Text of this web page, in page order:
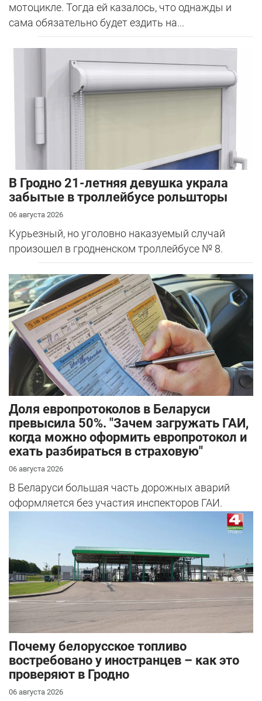
мотоцикле. Тогда ей казалось, что однажды и
сама обязательно будет ездить на...
В Гродно 21-летняя девушка украла
забытые в троллейбусе рольшторы
06 августа 2026
Курьезный, но уголовно наказуемый случай
произошел в гродненском троллейбусе № 8.
Доля европротоколов в Беларуси
превысила 50%. "Зачем загружать ГАИ,
когда можно оформить европротокол и
ехать разбираться в страховую"
06 августа 2026
В Беларуси большая часть дорожных аварий
оформляется без участия инспекторов ГАИ.
Почему белорусское топливо
востребовано у иностранцев – как это
проверяют в Гродно
06 августа 2026